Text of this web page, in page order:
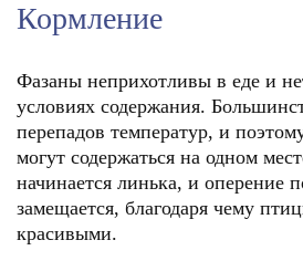
Кормление
Фазаны неприхотливы в еде и
условиях содержания.
перепадов температур, и
могут содержаться на одном
начинается линька, и оперение
замещается, благодаря чему
красивыми.